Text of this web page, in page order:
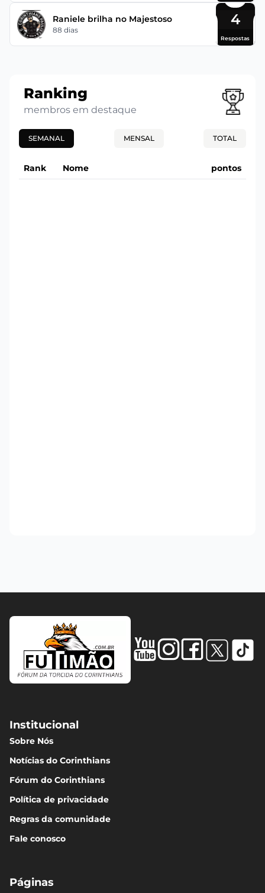
Raniele brilha no Majestoso
88 dias
4
Respostas
Ranking
membros em destaque
SEMANAL MENSAL TOTAL
Rank Nome pontos
Institucional
Sobre Nós
Notícias do Corinthians
Fórum do Corinthians
Política de privacidade
Regras da comunidade
Fale conosco
Páginas